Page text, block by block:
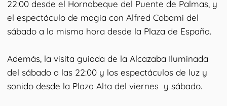
22:00 desde el Hornabeque del Puente de Palmas, y
el espectáculo de magia con Alfred Cobami del
sábado a la misma hora desde la Plaza de España.
Además, la visita guiada de la Alcazaba Iluminada
del sábado a las 22:00 y los espectáculos de luz y
sonido desde la Plaza Alta del viernes y sábado.